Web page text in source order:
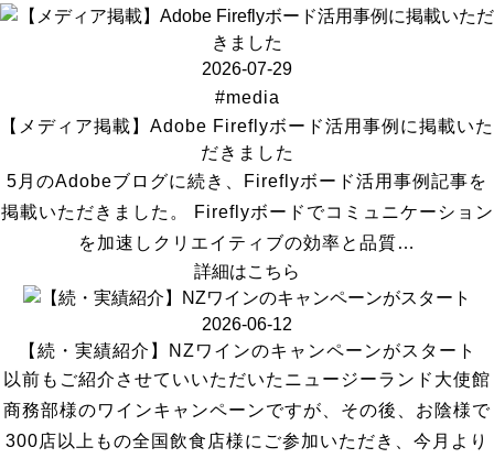
2026-07-29
#media
【メディア掲載】Adobe Fireflyボード活用事例に掲載いた
だきました
5月のAdobeブログに続き、Fireflyボード活用事例記事を
掲載いただきました。 Fireflyボードでコミュニケーション
を加速しクリエイティブの効率と品質…
詳細はこちら
2026-06-12
【続・実績紹介】NZワインのキャンペーンがスタート
以前もご紹介させていいただいたニュージーランド大使館
商務部様のワインキャンペーンですが、その後、お陰様で
300店以上もの全国飲食店様にご参加いただき、今月より